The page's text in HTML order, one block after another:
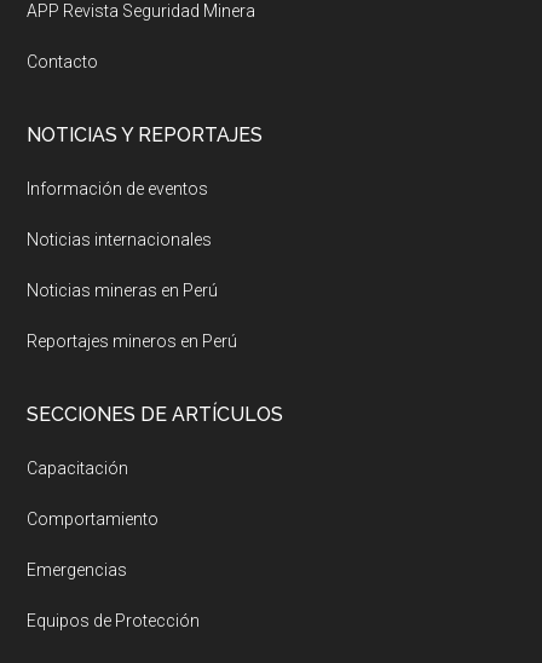
APP Revista Seguridad Minera
Contacto
NOTICIAS Y REPORTAJES
Información de eventos
Noticias internacionales
Noticias mineras en Perú
Reportajes mineros en Perú
SECCIONES DE ARTÍCULOS
Capacitación
Comportamiento
Emergencias
Equipos de Protección